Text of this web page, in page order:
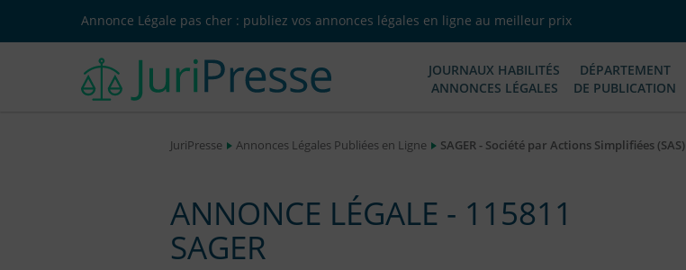
Annonce Légale pas cher : publiez vos annonces légales en ligne au meilleur prix
JOURNAUX HABILITÉS
ANNONCES LÉGALES
DÉPARTEMENT
DE PUBLICATION
JuriPresse Annonces Légales Publiées en Ligne SAGER - Société par Actions Simplifiées (SAS)
ANNONCE LÉGALE - 115811
SAGER